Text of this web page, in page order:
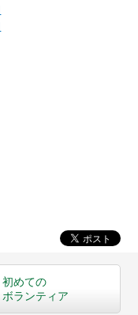
初めての
ボランティア